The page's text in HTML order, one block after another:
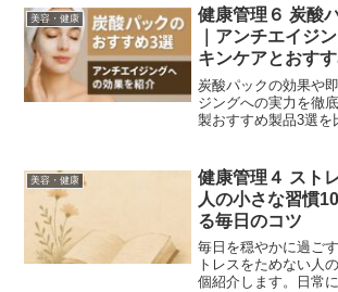
料レンタル！まずは
から始めよう。
美容・健康
健康管理６ 炭酸
｜アンチエイジ
キンケアとおす
【日本製の秘密
炭酸パックの効果や
ジングへの実力を徹
製おすすめ製品3選を
美容・健康
健康管理４ スト
人の小さな習慣
る毎日のコツ
毎日を穏やかに過ご
トレスをためない人
個紹介します。日常